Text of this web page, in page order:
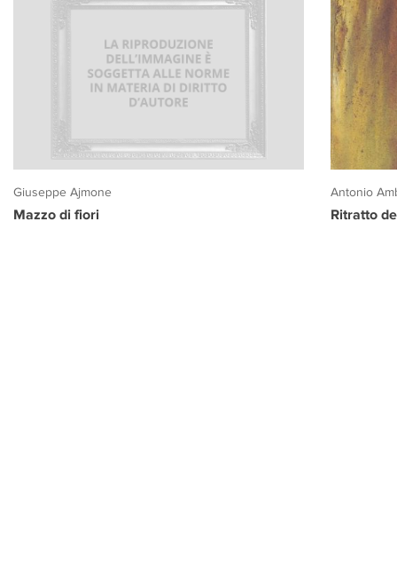
Giuseppe Ajmone
Mazzo di fiori
Antonio
Ritratto